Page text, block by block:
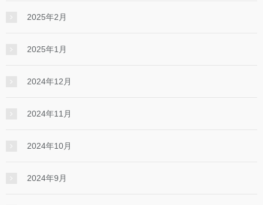
2025年2月
2025年1月
2024年12月
2024年11月
2024年10月
2024年9月